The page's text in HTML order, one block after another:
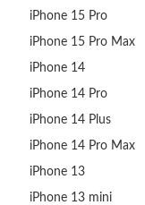
iPhone 15 Pro
iPhone 15 Pro Max
iPhone 14
iPhone 14 Pro
iPhone 14 Plus
iPhone 14 Pro Max
iPhone 13
iPhone 13 mini